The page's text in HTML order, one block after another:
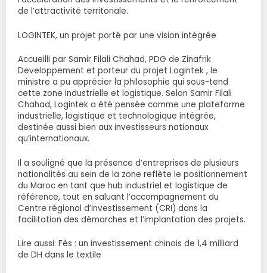
de l’attractivité territoriale.
LOGINTEK, un projet porté par une vision intégrée
Accueilli par Samir Filali Chahad, PDG de Zinafrik
Developpement et porteur du projet Logintek , le
ministre a pu apprécier la philosophie qui sous-tend
cette zone industrielle et logistique. Selon Samir Filali
Chahad, Logintek a été pensée comme une plateforme
industrielle, logistique et technologique intégrée,
destinée aussi bien aux investisseurs nationaux
qu’internationaux.
Il a souligné que la présence d’entreprises de plusieurs
nationalités au sein de la zone reflète le positionnement
du Maroc en tant que hub industriel et logistique de
référence, tout en saluant l’accompagnement du
Centre régional d’investissement (CRI) dans la
facilitation des démarches et l’implantation des projets.
Lire aussi: Fès : un investissement chinois de 1,4 milliard
de DH dans le textile